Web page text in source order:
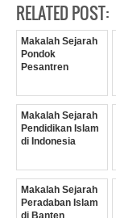
RELATED POST:
Makalah Sejarah
Pondok
Pesantren
Makalah Sejarah
Pendidikan Islam
di Indonesia
Makalah Sejarah
Peradaban Islam
di Banten